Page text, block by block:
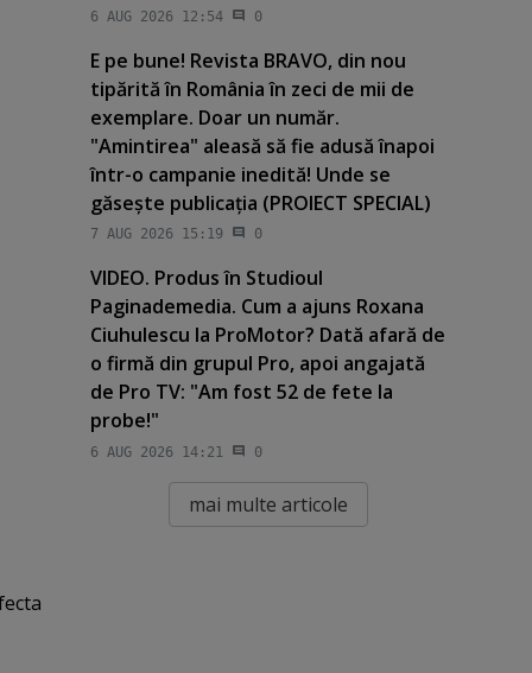
6 AUG 2026 12:54 0
E pe bune! Revista BRAVO, din nou
tipărită în România în zeci de mii de
exemplare. Doar un număr.
"Amintirea" aleasă să fie adusă înapoi
într-o campanie inedită! Unde se
găseşte publicaţia (PROIECT SPECIAL)
7 AUG 2026 15:19 0
VIDEO. Produs în Studioul
Paginademedia. Cum a ajuns Roxana
Ciuhulescu la ProMotor? Dată afară de
o firmă din grupul Pro, apoi angajată
de Pro TV: "Am fost 52 de fete la
probe!"
6 AUG 2026 14:21 0
mai multe articole